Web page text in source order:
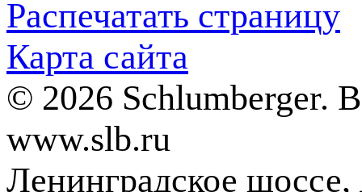
Распечатать страницу
Карта сайта
© 2026 Schlumberger.
www.slb.ru
Ленинградское